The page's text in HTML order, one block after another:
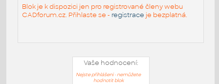
Blok je k dispozici jen pro registrované členy webu
CADforum.cz. Přihlaste se - registrace je bezplatná.
Vaše hodnocení:
Nejste přihlášeni - nemůžete
hodnotit blok